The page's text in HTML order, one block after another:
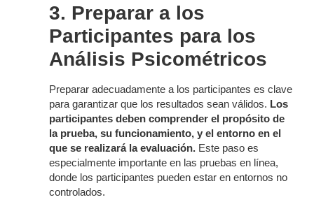
3. Preparar a los
Participantes para los
Análisis Psicométricos
Preparar adecuadamente a los participantes es clave
para garantizar que los resultados sean válidos. Los
participantes deben comprender el propósito de
la prueba, su funcionamiento, y el entorno en el
que se realizará la evaluación. Este paso es
especialmente importante en las pruebas en línea,
donde los participantes pueden estar en entornos no
controlados.